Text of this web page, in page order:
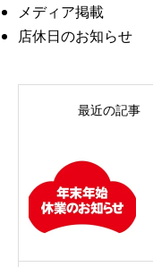
メディア掲載
店休日のお知らせ
最近の記事